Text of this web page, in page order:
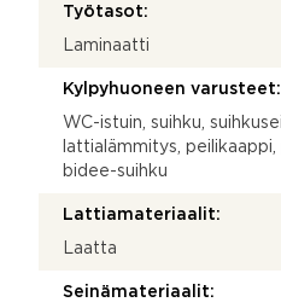
Työtasot:
Laminaatti
Kylpyhuoneen varusteet:
WC-istuin, suihku,
lattialämmitys, peilikaappi,
bidee-suihku
Lattiamateriaalit:
Laatta
Seinämateriaalit: